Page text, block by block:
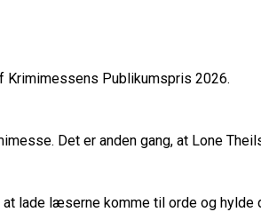
Publikumspris 2026.
Det er anden gang, at Lone
lade læserne komme til orde og